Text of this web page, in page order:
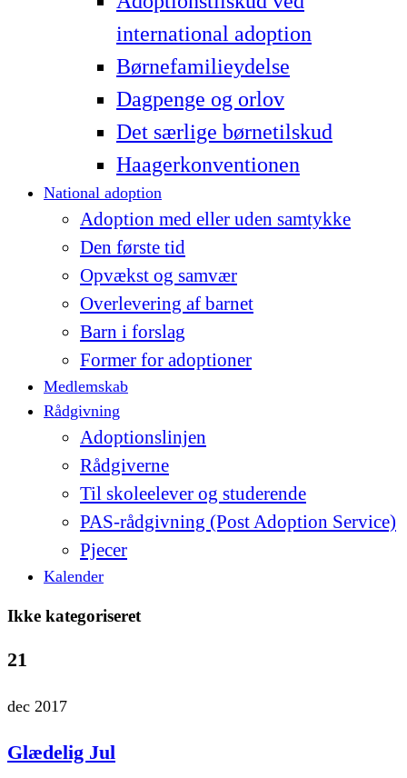
international adoption
Børnefamilieydelse
Dagpenge og orlov
Det særlige børnetilskud
Haagerkonventionen
National adoption
Adoption med eller uden samtykke
Den første tid
Opvækst og samvær
Overlevering af barnet
Barn i forslag
Former for adoptioner
Medlemskab
Rådgivning
Adoptionslinjen
Rådgiverne
Til skoleelever og studerende
PAS-rådgivning (Post Adoption Service)
Pjecer
Kalender
Ikke kategoriseret
21
dec 2017
Glædelig Jul